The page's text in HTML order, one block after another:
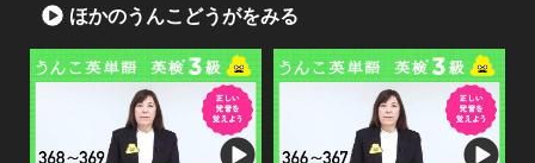
ほかのうんこどうがをみる